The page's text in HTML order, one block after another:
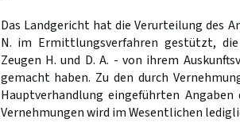
Das Landgericht hat die Verurteilung des
N. im Ermittlungsverfahren gestützt,
Zeugen H. und D. A. - von ihrem
gemacht haben. Zu den durch
Hauptverhandlung eingeführten
Vernehmungen wird im Wesentlichen